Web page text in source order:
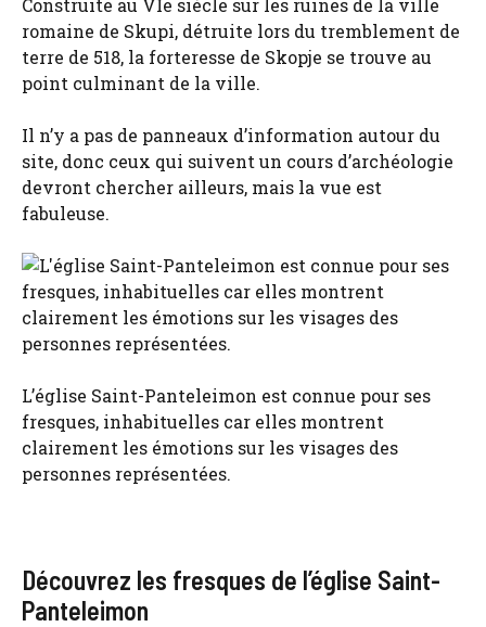
Construite au VIe siècle sur les ruines de la ville
romaine de Skupi, détruite lors du tremblement de
terre de 518, la forteresse de Skopje se trouve au
point culminant de la ville.
Il n’y a pas de panneaux d’information autour du
site, donc ceux qui suivent un cours d’archéologie
devront chercher ailleurs, mais la vue est
fabuleuse.
L’église Saint-Panteleimon est connue pour ses
fresques, inhabituelles car elles montrent
clairement les émotions sur les visages des
personnes représentées.
Découvrez les fresques de l’église Saint-
Panteleimon